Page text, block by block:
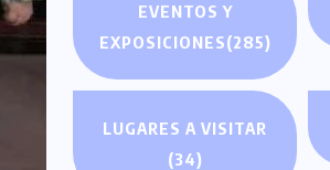
EVENTOS Y
EXPOSICIONES(285)
LUGARES A VISITAR
(34)